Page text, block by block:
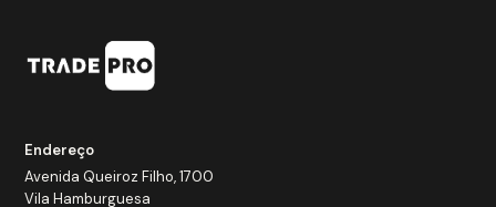
Endereço
Avenida Queiroz Filho, 1700
Vila Hamburguesa